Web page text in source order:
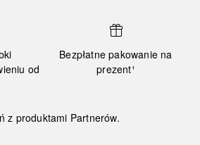
od
Bezpłatne pakowanie na
prezent¹
z produktami Partnerów.